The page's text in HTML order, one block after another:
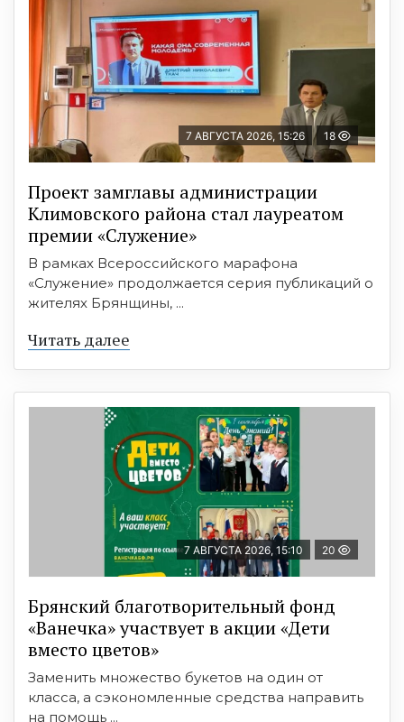
7 АВГУСТА 2026, 15:26 18
Проект замглавы администрации
Климовского района стал лауреатом
премии «Служение»
В рамках Всероссийского марафона
«Служение» продолжается серия публикаций о
жителях Брянщины, ...
Читать далее
7 АВГУСТА 2026, 15:10 20
Брянский благотворительный фонд
«Ванечка» участвует в акции «Дети
вместо цветов»
Заменить множество букетов на один от
класса, а сэкономленные средства направить
на помощь ...